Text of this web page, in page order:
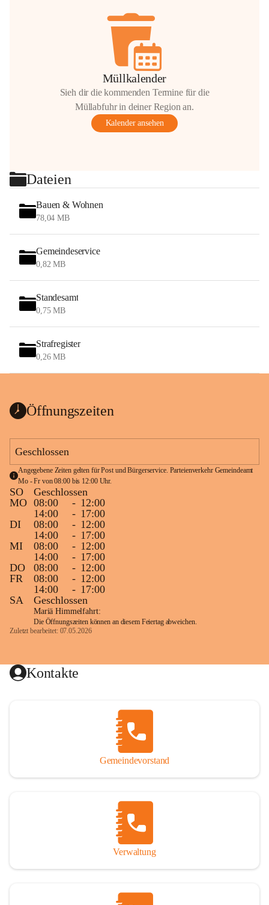
Müllkalender
Sieh dir die kommenden Termine für die
Müllabfuhr in deiner Region an.
Kalender ansehen
Dateien
Bauen & Wohnen
78,04 MB
Gemeindeservice
0,82 MB
Standesamt
0,75 MB
Strafregister
0,26 MB
Öffnungszeiten
Geschlossen
Angegebene Zeiten gelten für Post und Bürgerservice. Parteienverkehr Gemeindeamt
Mo - Fr von 08:00 bis 12:00 Uhr.
SO
Geschlossen
MO 08:00 - 12:00
14:00
- 17:00
DI
08:00 - 12:00
14:00
- 17:00
MI
08:00 - 12:00
14:00
- 17:00
DO
08:00 - 12:00
FR
08:00 - 12:00
14:00
- 17:00
SA
Geschlossen
Mariä Himmelfahrt:
Die Öffnungszeiten können an diesem Feiertag abweichen.
Zuletzt bearbeitet: 07.05.2026
Kontakte
Gemeindevorstand
Verwaltung